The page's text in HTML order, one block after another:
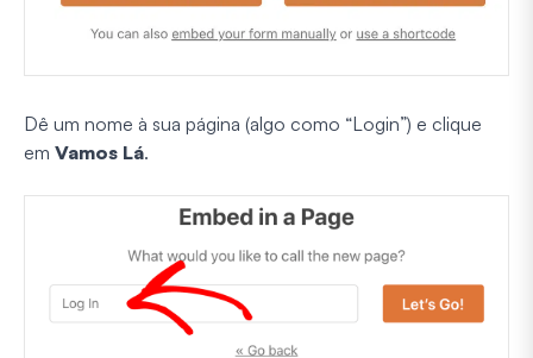
Dê um nome à sua página (algo como “Login”) e clique
em Vamos Lá.